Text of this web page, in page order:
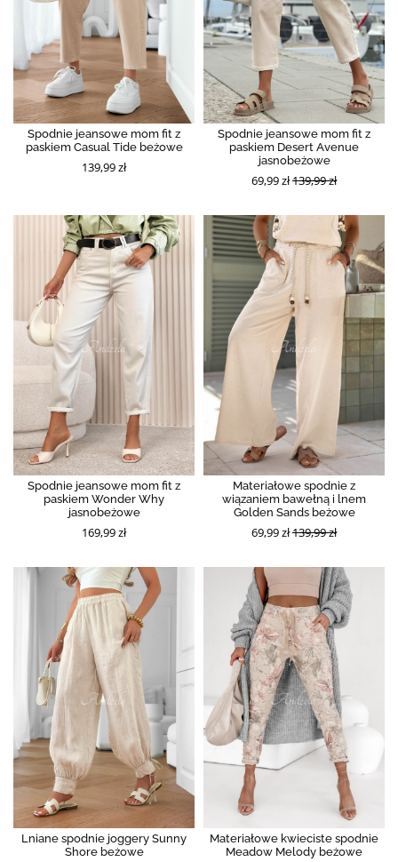
Spodnie jeansowe mom fit z
paskiem Casual Tide beżowe
139,99 zł
Spodnie jeansowe mom fit z
paskiem Desert Avenue
jasnobeżowe
69,99 zł139,99 zł
Spodnie jeansowe mom fit z
paskiem Wonder Why
jasnobeżowe
169,99 zł
Materiałowe spodnie z
wiązaniem bawełną i lnem
Golden Sands beżowe
69,99 zł139,99 zł
Lniane spodnie joggery Sunny
Shore beżowe
Materiałowe kwieciste spodnie
Meadow Melody beżowe